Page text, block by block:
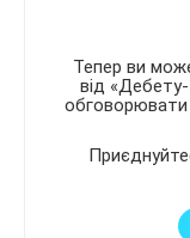
Тепер ви
від
обговорювати